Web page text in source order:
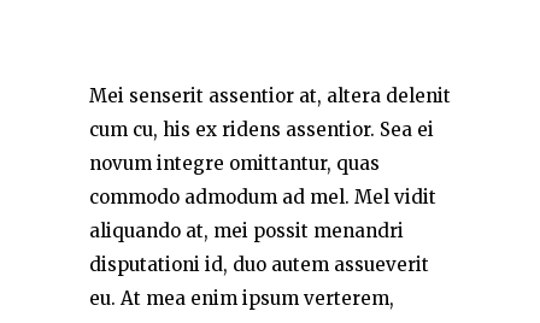
Mei senserit assentior at, altera delenit
cum cu, his ex ridens assentior. Sea ei
novum integre omittantur, quas
commodo admodum ad mel. Mel vidit
aliquando at, mei possit menandri
disputationi id, duo autem assueverit
eu. At mea enim ipsum verterem,